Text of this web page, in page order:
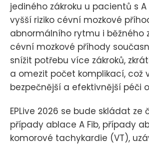
jediného zákroku u pacientů s
vyšší riziko cévní mozkové
abnormálního rytmu i běžného
cévní mozkové příhody
snížit potřebu více zákroků,
a omezit počet komplikací, což
bezpečnější a efektivnější péči
EPLive 2026 se bude skládat ze
případy ablace A Fib, případy
komorové tachykardie (VT),